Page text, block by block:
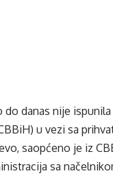
do danas nije
u vezi sa
saopćeno je iz
sa